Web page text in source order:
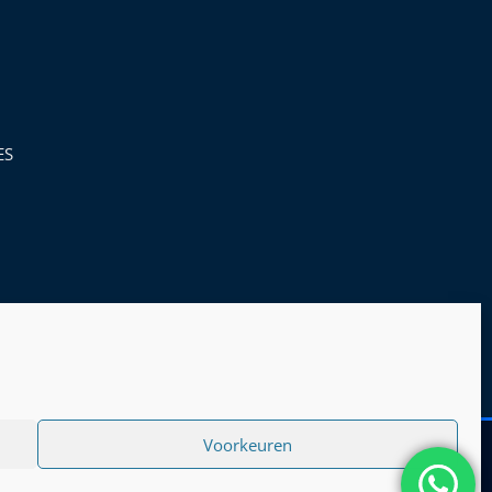
Voorkeuren